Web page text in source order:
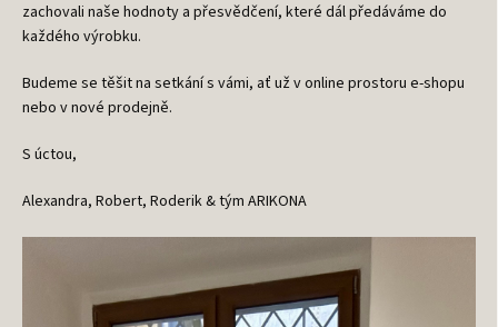
zachovali naše hodnoty a přesvědčení, které dál předáváme do
každého výrobku.
Budeme se těšit na setkání s vámi, ať už v online prostoru e-shopu
nebo v nové prodejně.
S úctou,
Alexandra, Robert, Roderik & tým ARIKONA